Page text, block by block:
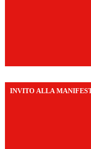
INVITO ALLA